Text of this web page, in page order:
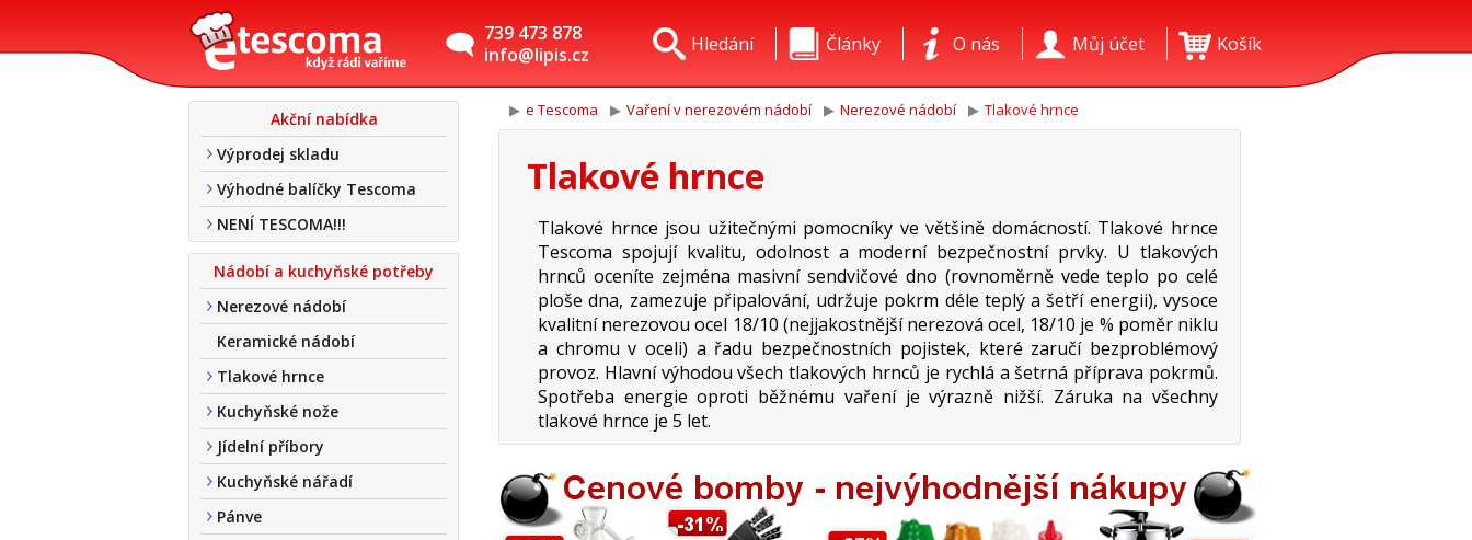
739 473 878
info@lipis.cz
Košík
Můj účet
O nás
Články
Hledání
Akční nabídka
Výprodej skladu
Výhodné balíčky Tescoma
NENÍ TESCOMA!!!
Nádobí a kuchyňské potřeby
Nerezové nádobí
Keramické nádobí
Tlakové hrnce
Kuchyňské nože
Jídelní příbory
Kuchyňské nářadí
Pánve
e Tescoma Vaření v nerezovém nádobí Nerezové nádobí Tlakové hrnce
Tlakové hrnce
Tlakové hrnce jsou užitečnými pomocníky ve většině domácností. Tlakové hrnce
Tescoma spojují kvalitu, odolnost a moderní bezpečnostní prvky. U tlakových
hrnců oceníte zejména masivní sendvičové dno (rovnoměrně vede teplo po celé
ploše dna, zamezuje připalování, udržuje pokrm déle teplý a šetří energii), vysoce
kvalitní nerezovou ocel 18/10 (nejjakostnější nerezová ocel, 18/10 je % poměr niklu
a chromu v oceli) a řadu bezpečnostních pojistek, které zaručí bezproblémový
provoz. Hlavní výhodou všech tlakových hrnců je rychlá a šetrná příprava pokrmů.
Spotřeba energie oproti běžnému vaření je výrazně nižší. Záruka na všechny
tlakové hrnce je 5 let.